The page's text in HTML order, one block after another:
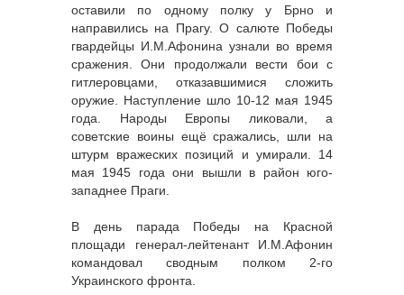
оставили по одному полку у Брно и
направились на Прагу. О салюте Победы
гвардейцы И.М.Афонина узнали во время
сражения. Они продолжали вести бои с
гитлеровцами, отказавшимися сложить
оружие. Наступление шло 10-12 мая 1945
года. Народы Европы ликовали, а
советские воины ещё сражались, шли на
штурм вражеских позиций и умирали. 14
мая 1945 года они вышли в район юго-
западнее Праги.
В день парада Победы на Красной
площади генерал-лейтенант И.М.Афонин
командовал сводным полком 2-го
Украинского фронта.